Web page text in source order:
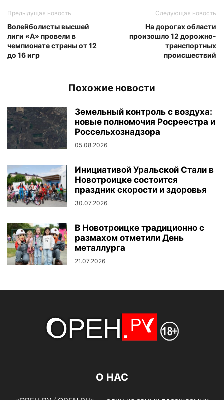
Предыдущая новость
Волейболисты высшей
лиги «А» провели в
чемпионате страны от 12
до 16 игр
Следующая новость
На дорогах области
произошло 12 дорожно-
транспортных
происшествий
Похожие новости
Земельный контроль с воздуха:
новые полномочия Росреестра и
Россельхознадзора
05.08.2026
Инициативой Уральской Стали в
Новотроицке состоится
праздник скорости и здоровья
30.07.2026
В Новотроицке традиционно с
размахом отметили День
металлурга
21.07.2026
О НАС